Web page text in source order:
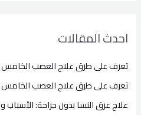
ث
ن
:
احدث المقالات
تعرف على طرق علاج العصب الخامس
تعرف على طرق علاج العصب الخامس
علاج عرق النسا بدون جراحة: الأسباب